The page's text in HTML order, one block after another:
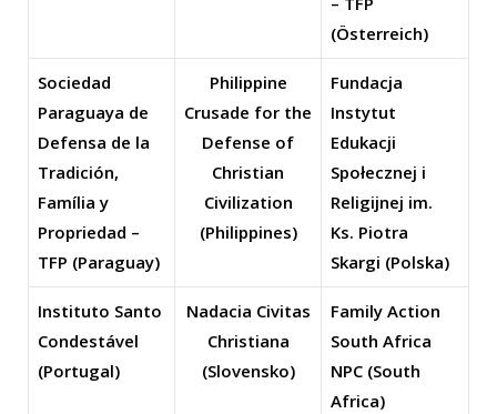
(Österreich)
Sociedad
Paraguaya de
Defensa de la
Tradición,
Família y
Propriedad –
TFP (Paraguay)
Philippine
Crusade for the
Defense of
Christian
Civilization
(Philippines)
Fundacja
Instytut
Edukacji
Społecznej i
Religijnej im.
Ks. Piotra
Skargi (Polska)
Instituto Santo
Condestável
(Portugal)
Nadacia Civitas
Christiana
(Slovensko)
Family Action
South Africa
NPC (South
Africa)